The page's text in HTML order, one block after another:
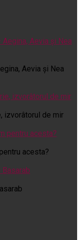
Aevia și Nea
izvorâtorul de mir
acesta?